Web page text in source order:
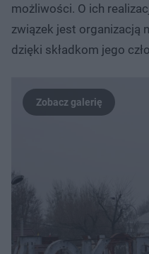
możliwości. O ich
związek jest organizacją
dzięki składkom jego